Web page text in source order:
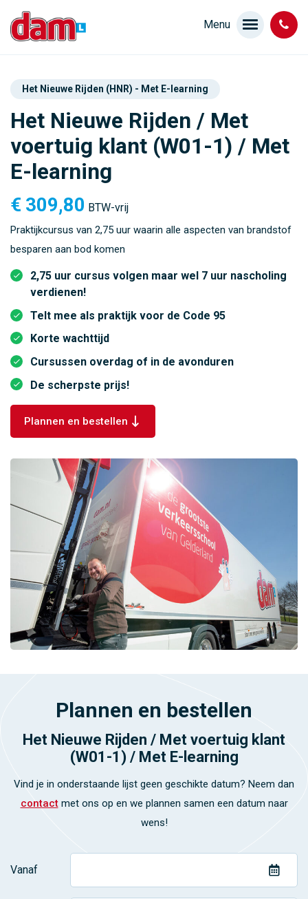
Het Nieuwe Rijden (HNR) - Met E-learning
Het Nieuwe Rijden / Met
voertuig klant (W01-1) / Met
E-learning
€ 309,80 BTW-vrij
Praktijkcursus van 2,75 uur waarin alle aspecten van brandstof
besparen aan bod komen
2,75 uur cursus volgen maar wel 7 uur nascholing
verdienen!
Telt mee als praktijk voor de Code 95
Korte wachttijd
Cursussen overdag of in de avonduren
De scherpste prijs!
Plannen en bestellen
Plannen en bestellen
Het Nieuwe Rijden / Met voertuig klant
(W01-1) / Met E-learning
Vind je in onderstaande lijst geen geschikte datum? Neem dan
contactmet ons op en we plannen samen een datum naar
wens!
Vanaf